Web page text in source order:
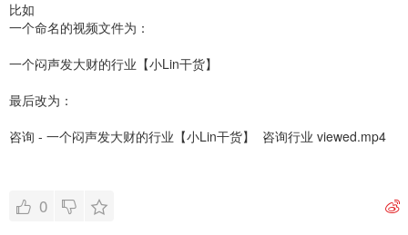
比如
一个命名的视频文件为：
一个闷声发大财的行业【小Lin干货】
最后改为：
咨询 - 一个闷声发大财的行业【小Lin干货】 咨询行业 viewed.mp4
0